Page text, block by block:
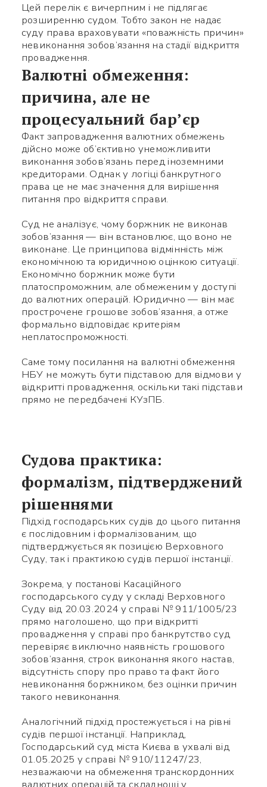
Цей перелік є вичерпним і не підлягає
розширенню судом. Тобто закон не надає
суду права враховувати «поважність причин»
невиконання зобов’язання на стадії відкриття
провадження.
Валютні обмеження:
причина, але не
процесуальний бар’єр
Факт запровадження валютних обмежень
дійсно може об’єктивно унеможливити
виконання зобов’язань перед іноземними
кредиторами. Однак у логіці банкрутного
права це не має значення для вирішення
питання про відкриття справи.
Суд не аналізує, чому боржник не виконав
зобов’язання — він встановлює, що воно не
виконане. Це принципова відмінність між
економічною та юридичною оцінкою ситуації.
Економічно боржник може бути
платоспроможним, але обмеженим у доступі
до валютних операцій. Юридично — він має
прострочене грошове зобов’язання, а отже
формально відповідає критеріям
неплатоспроможності.
Саме тому посилання на валютні обмеження
НБУ не можуть бути підставою для відмови у
відкритті провадження, оскільки такі підстави
прямо не передбачені КУзПБ.
Судова практика:
формалізм, підтверджений
рішеннями
Підхід господарських судів до цього питання
є послідовним і формалізованим, що
підтверджується як позицією Верховного
Суду, так і практикою судів першої інстанції.
Зокрема, у постанові Касаційного
господарського суду у складі Верховного
Суду від 20.03.2024 у справі № 911/1005/23
прямо наголошено, що при відкритті
провадження у справі про банкрутство суд
перевіряє виключно наявність грошового
зобов’язання, строк виконання якого настав,
відсутність спору про право та факт його
невиконання боржником, без оцінки причин
такого невиконання.
Аналогічний підхід простежується і на рівні
судів першої інстанції. Наприклад,
Господарський суд міста Києва в ухвалі від
01.05.2025 у справі № 910/11247/23,
незважаючи на обмеження транскордонних
валютних операцій та складнощі у